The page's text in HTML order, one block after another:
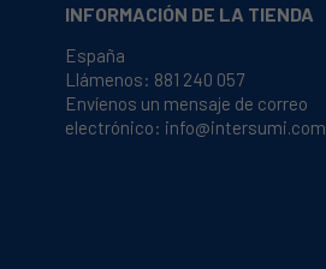
INFORMACIÓN DE LA TIENDA
España
Llámenos: 881 240 057
Envíenos un mensaje de correo
electrónico: info@intersumi.com